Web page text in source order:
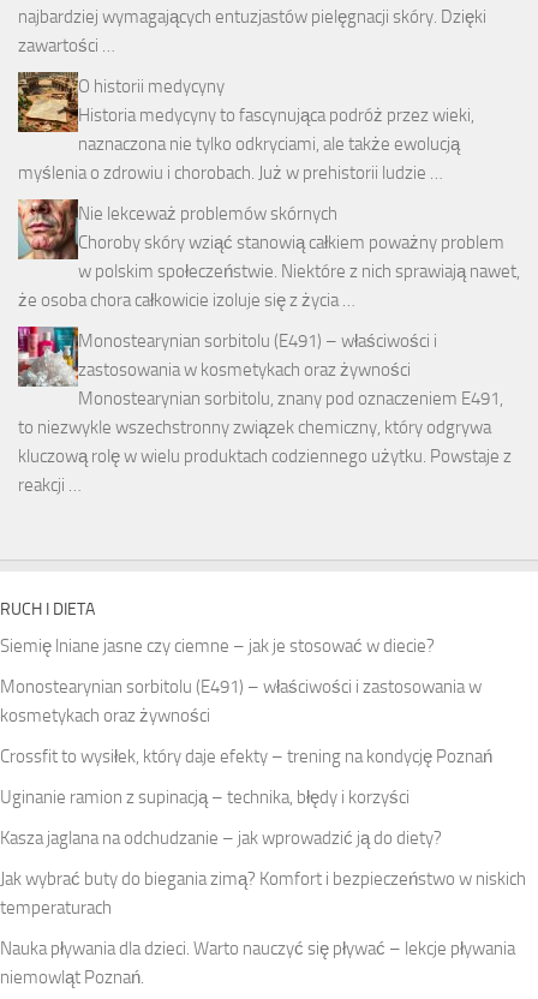
najbardziej wymagających entuzjastów pielęgnacji skóry. Dzięki
zawartości …
O historii medycyny
Historia medycyny to fascynująca podróż przez wieki,
naznaczona nie tylko odkryciami, ale także ewolucją
myślenia o zdrowiu i chorobach. Już w prehistorii ludzie …
Nie lekceważ problemów skórnych
Choroby skóry wziąć stanowią całkiem poważny problem
w polskim społeczeństwie. Niektóre z nich sprawiają nawet,
że osoba chora całkowicie izoluje się z życia …
Monostearynian sorbitolu (E491) – właściwości i
zastosowania w kosmetykach oraz żywności
Monostearynian sorbitolu, znany pod oznaczeniem E491,
to niezwykle wszechstronny związek chemiczny, który odgrywa
kluczową rolę w wielu produktach codziennego użytku. Powstaje z
reakcji …
RUCH I DIETA
Siemię lniane jasne czy ciemne – jak je stosować w diecie?
Monostearynian sorbitolu (E491) – właściwości i zastosowania w
kosmetykach oraz żywności
Crossfit to wysiłek, który daje efekty – trening na kondycję Poznań
Uginanie ramion z supinacją – technika, błędy i korzyści
Kasza jaglana na odchudzanie – jak wprowadzić ją do diety?
Jak wybrać buty do biegania zimą? Komfort i bezpieczeństwo w niskich
temperaturach
Nauka pływania dla dzieci. Warto nauczyć się pływać – lekcje pływania
niemowląt Poznań.